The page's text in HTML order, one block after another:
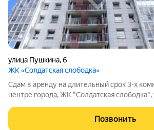
улица Пушкина,6
ЖК «Солдатская слободка»
Сдам в аренду на длительный срок 3-х
центре города, ЖК "Солдатская
!! Основные параметры: - центральное
пересечении ул. Пушкина и
Позвонить